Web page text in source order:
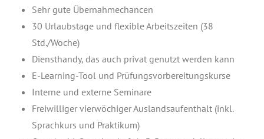
Sehr gute Übernahmechancen
30 Urlaubs­ta­ge und fle­xi­ble Arbeits­zei­ten (38
Std./Woche)
Dienst­han­dy, das auch pri­vat genutzt wer­den kann
E‑Lear­ning-Tool und Prüfungsvorbereitungskurse
Inter­ne und exter­ne Seminare
Frei­wil­li­ger vier­wö­chi­ger Aus­lands­auf­ent­halt (inkl.
Sprach­kurs und Praktikum)